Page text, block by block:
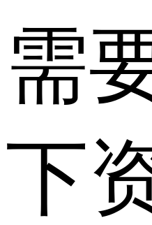
需
下